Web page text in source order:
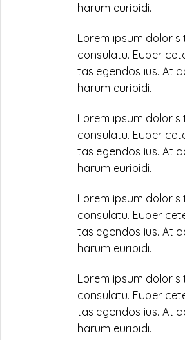
harum euripidi.
Lorem ipsum dolor
consulatu. Euper
taslegendos ius. At
harum euripidi.
Lorem ipsum dolor
consulatu. Euper
taslegendos ius. At
harum euripidi.
Lorem ipsum dolor
consulatu. Euper
taslegendos ius. At
harum euripidi.
Lorem ipsum dolor
consulatu. Euper
taslegendos ius. At
harum euripidi.